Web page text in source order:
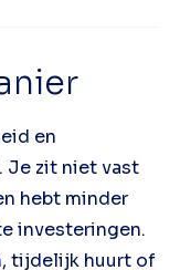
en
Je zit niet vast
hebt minder
investeringen.
tijdelijk huurt of